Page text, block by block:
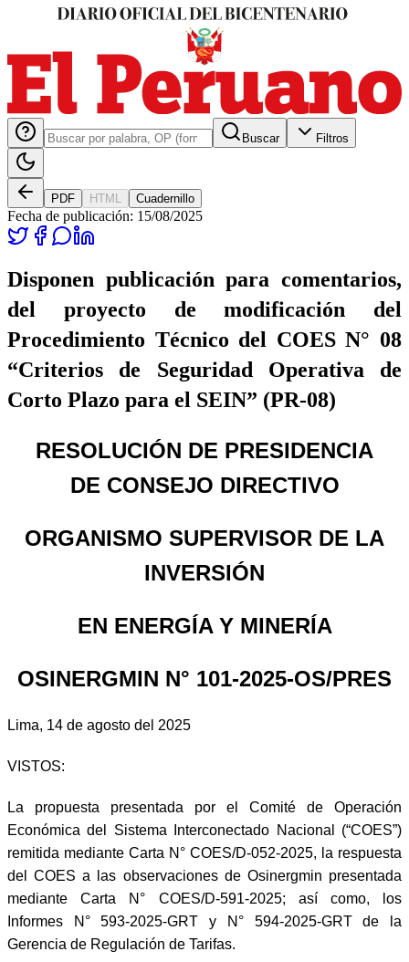
Buscar Filtros
PDF HTML Cuadernillo
Fecha de publicación: 15/08/2025
Disponen publicación para comentarios,
del proyecto de modificación del
Procedimiento Técnico del COES N° 08
“Criterios de Seguridad Operativa de
Corto Plazo para el SEIN” (PR-08)
RESOLUCIÓN DE PRESIDENCIA
DE CONSEJO DIRECTIVO
ORGANISMO SUPERVISOR DE LA
INVERSIÓN
EN ENERGÍA Y MINERÍA
OSINERGMIN N° 101-2025-OS/PRES
Lima, 14 de agosto del 2025
VISTOS:
La propuesta presentada por el Comité de Operación
Económica del Sistema Interconectado Nacional (“COES”)
remitida mediante Carta N° COES/D-052-2025, la respuesta
del COES a las observaciones de Osinergmin presentada
mediante Carta N° COES/D-591-2025; así como, los
Informes N° 593-2025-GRT y N° 594-2025-GRT de la
Gerencia de Regulación de Tarifas.